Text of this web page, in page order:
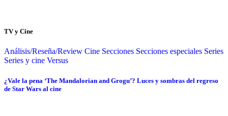
TV y Cine
Análisis/Reseña/Review Cine Secciones Secciones especiales Series
Series y cine Versus
¿Vale la pena ‘The Mandalorian and Grogu’? Luces y sombras del regreso
de Star Wars al cine